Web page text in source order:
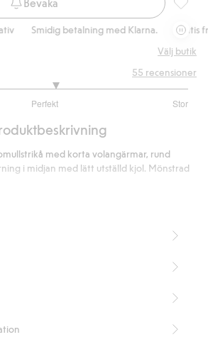
Smidig betalning med Klarna.
Gratis
Välj butik
Perfekt Stor
55 recensioner
med korta volangärmar, rund
i midjan med lätt utställd kjol. Mönstrad